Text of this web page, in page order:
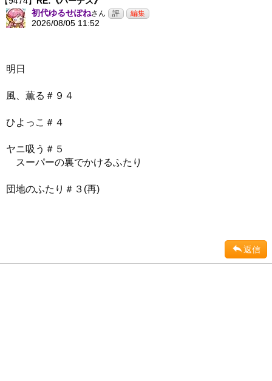
初代ゆるせぽねさん
2026/08/05 11:52
明日
風、薫る＃９４
ひよっこ＃４
ヤニ吸う＃５
スーパーの裏でかけるふたり
団地のふたり＃３(再)
返信